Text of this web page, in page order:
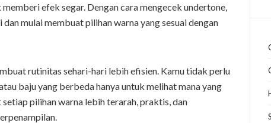
efek segar. Dengan cara mengecek undertone,
mulai membuat pilihan warna yang sesuai dengan
rutinitas sehari-hari lebih efisien. Kamu tidak perlu
baju yang berbeda hanya untuk melihat mana yang
pilihan warna lebih terarah, praktis, dan